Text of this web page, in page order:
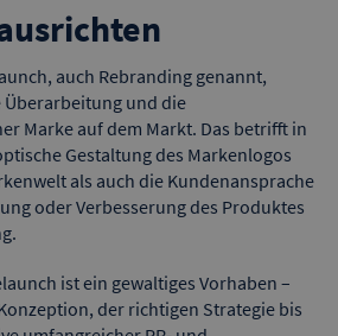
auch Rebranding genannt,
Überarbeitung und die
Marke auf dem Markt. Das betrifft in
Gestaltung des Markenlogos
als auch die Kundenansprache
oder Verbesserung des Produktes
ist ein gewaltiges Vorhaben –
der richtigen Strategie bis